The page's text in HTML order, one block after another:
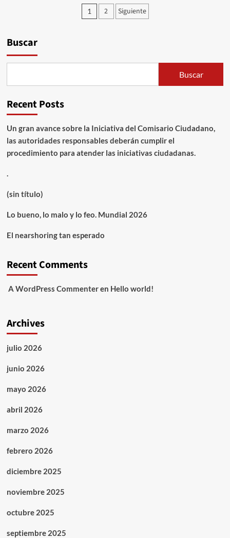
Paginación
1 2 Siguiente
Buscar
Buscar
Recent Posts
Un gran avance sobre la Iniciativa del Comisario Ciudadano,
las autoridades responsables deberán cumplir el
procedimiento para atender las iniciativas ciudadanas.
.
(sin título)
Lo bueno, lo malo y lo feo. Mundial 2026
El nearshoring tan esperado
Recent Comments
A WordPress Commenteren Hello world!
Archives
julio 2026
junio 2026
mayo 2026
abril 2026
marzo 2026
febrero 2026
diciembre 2025
noviembre 2025
octubre 2025
septiembre 2025